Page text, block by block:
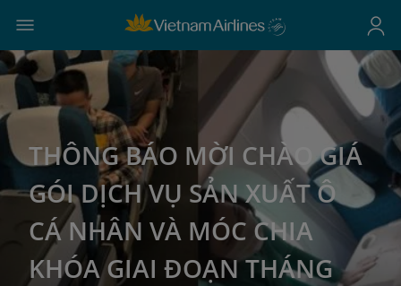
THÔNG BÁO MỜI CHÀO GIÁ
GÓI DỊCH VỤ SẢN XUẤT Ô
CÁ NHÂN VÀ MÓC CHIA
KHÓA GIAI ĐOẠN THÁNG